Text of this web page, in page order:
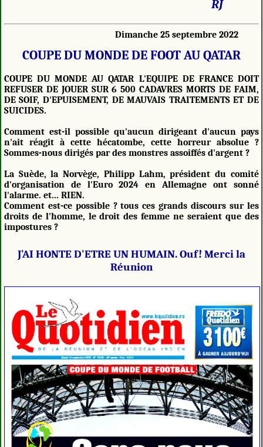
RJ
Dimanche 25 septembre 2022
COUPE DU MONDE DE FOOT AU QATAR
COUPE DU MONDE AU QATAR L'EQUIPE DE FRANCE DOIT
REFUSER DE JOUER SUR 6 500 CADAVRES MORTS DE FAIM,
DE SOIF, D'EPUISEMENT, DE MAUVAIS TRAITEMENTS ET DE
SUICIDES.
Comment est-il possible qu'aucun dirigeant d'aucun pays
n'ait réagit à cette hécatombe, cette horreur absolue ?
Sommes-nous dirigés par des monstres assoiffés d'argent ?
La Suède, la Norvège, Philipp Lahm, président du comité
d'organisation de l'Euro 2024 en Allemagne ont sonné
l'alarme. et... RIEN.
Comment est-ce possible ? tous ces grands discours sur les
droits de l'homme, le droit des femme ne seraient que des
impostures ?
J'AI HONTE D'ETRE UN HUMAIN. Ouf! Merci la
Réunion